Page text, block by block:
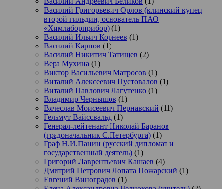
Василий Григорьевич Орлов (клинский купец
второй гильдии, основатель ПАО
«Химлаборприбор) (1)
Василий Ильич Корнеев (1)
Василий Карпов (1)
Василий Никитич Татищев (2)
Вера Мухина (1)
Виктор Васильевич Матросов (1)
Виталий Алексеевич Пустовалов (1)
Виталий Павлович Лагутенко (1)
Владимир Чернышов (1)
Вячеслав Моисеевич Пернавский (11)
Гельмут Вайссвальд (1)
Генерал-лейтенант Николай Баранов
(градоначальник С.Петербурга) (1)
Граф Н.И.Панин (русский дипломат и
государственный деятель) (1)
Григорий Лаврентьевич Кашаев (4)
Дмитрий Петрович Лопата Пожарский (1)
Евгений Виноградов (1)